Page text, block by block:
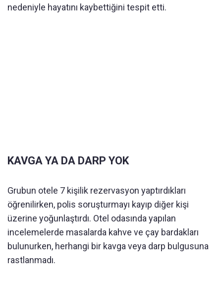
nedeniyle hayatını kaybettiğini tespit etti.
KAVGA YA DA DARP YOK
Grubun otele 7 kişilik rezervasyon yaptırdıkları
öğrenilirken, polis soruşturmayı kayıp diğer kişi
üzerine yoğunlaştırdı. Otel odasında yapılan
incelemelerde masalarda kahve ve çay bardakları
bulunurken, herhangi bir kavga veya darp bulgusuna
rastlanmadı.